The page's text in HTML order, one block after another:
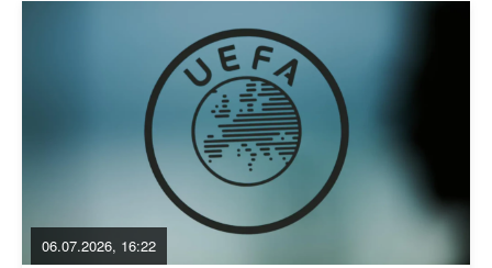
06.07.2026, 16:22